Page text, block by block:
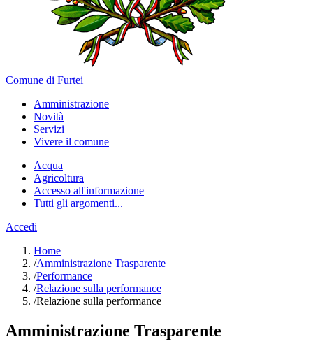
Comune di Furtei
Amministrazione
Novità
Servizi
Vivere il comune
Acqua
Agricoltura
Accesso all'informazione
Tutti gli argomenti...
Accedi
Home
/Amministrazione Trasparente
/Performance
/Relazione sulla performance
/Relazione sulla performance
Amministrazione Trasparente